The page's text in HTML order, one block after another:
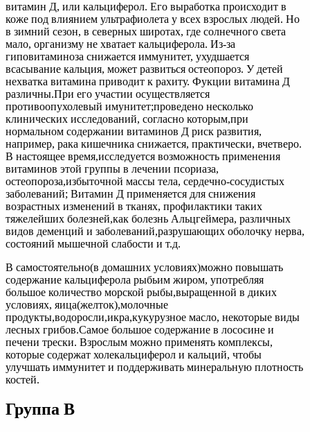
витамин Д, или кальциферол. Его выработка происходит в
коже под влиянием ультрафиолета у всех взрослых людей. Но
в зимний сезон, в северных широтах, где солнечного света
мало, организму не хватает кальциферола. Из-за
гиповитаминоза снижается иммунитет, ухудшается
всасывание кальция, может развиться остеопороз. У детей
нехватка витамина приводит к рахиту. Фукции витамина Д
различны.При его участии осуществляется
противоопухолевый имунитет;проведено несколько
клинических исследований, согласно которым,при
нормальном содержании витаминов Д риск развития,
например, рака кишечника снижается, практически, вчетверо.
В настоящее время,исследуется возможность применения
витаминов этой группы в лечении псориаза,
остеопороза,избыточной массы тела, сердечно-сосудистых
заболеваний; Витамин Д применяется для снижения
возрастных изменений в тканях, профилактики таких
тяжелейших болезней,как болезнь Альцгеймера, различных
видов деменций и заболеваний,разрушающих оболочку нерва,
состояний мышечной слабости и т.д.
В самостоятельно(в домашних условиях)можно повышать
содержание кальциферола рыбьим жиром, употребляя
большое количество морской рыбы,выращенной в диких
условиях, яица(желток),молочные
продукты,водоросли,икра,кукурузное масло, некоторые виды
лесных грибов.Самое большое содержание в лососине и
печени трески. Взрослым можно применять комплексы,
которые содержат холекальциферол и кальций, чтобы
улучшать иммунитет и поддерживать минеральную плотность
костей.
Группа В